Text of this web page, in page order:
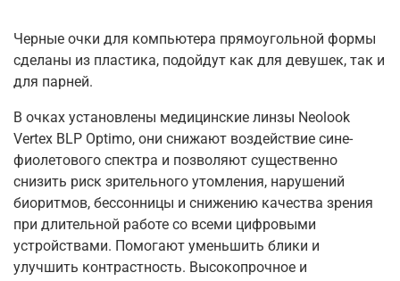
Черные очки для компьютера прямоугольной формы
сделаны из пластика, подойдут как для девушек, так и
для парней.
В очках установлены медицинские линзы Neolook
Vertex BLP Optimo, они снижают воздействие сине-
фиолетового спектра и позволяют существенно
снизить риск зрительного утомления, нарушений
биоритмов, бессонницы и снижению качества зрения
при длительной работе со всеми цифровыми
устройствами. Помогают уменьшить блики и
улучшить контрастность. Высокопрочное и